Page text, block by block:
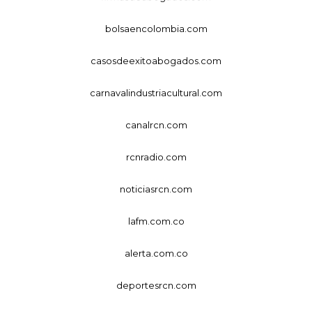
bolsaencolombia.com
casosdeexitoabogados.com
carnavalindustriacultural.com
canalrcn.com
rcnradio.com
noticiasrcn.com
lafm.com.co
alerta.com.co
deportesrcn.com